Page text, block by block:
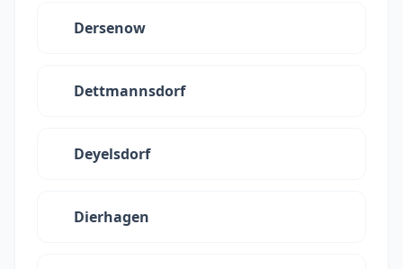
Dersenow
Dettmannsdorf
Deyelsdorf
Dierhagen